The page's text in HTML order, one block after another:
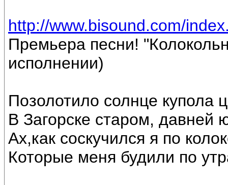
http://www.bisound.com/
Премьера песни!
исполнении)
Позолотило солнце купола
В Загорске старом, давней
Ах,как соскучился я по
Которые меня будили по